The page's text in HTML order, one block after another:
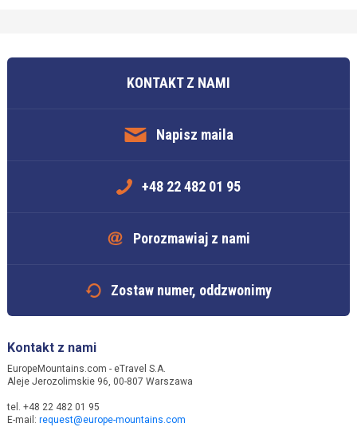
KONTAKT Z NAMI
Napisz maila
+48 22 482 01 95
Porozmawiaj z nami
Zostaw numer, oddzwonimy
Kontakt z nami
EuropeMountains.com - eTravel S.A.
Aleje Jerozolimskie 96, 00-807 Warszawa
tel. +48 22 482 01 95
E-mail: request@europe-mountains.com